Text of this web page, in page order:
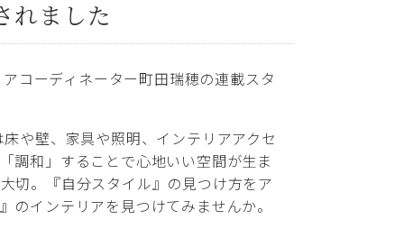
れました
コーディネーター町田瑞穂の連載スタ
や壁、家具や照明、インテリアアクセ
調和」することで心地いい空間が生ま
切。『自分スタイル』の見つけ方をア
のインテリアを見つけてみませんか。